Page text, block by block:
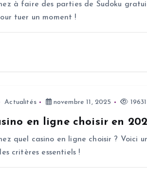
à faire des parties de Sudoku
tuer un moment !
Actualités novembre 11, 2025
en ligne choisir en
quel casino en ligne choisir ? Voici
critères essentiels !